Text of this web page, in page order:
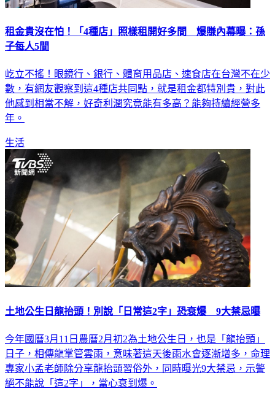
租金貴沒在怕！「4種店」照樣租開好多間 爆賺內幕曝：孫
子每人5間
屹立不搖！眼鏡行、銀行、體育用品店、速食店在台灣不在少
數，有網友觀察到這4種店共同點，就是租金都特別貴，對此
他感到相當不解，好奇利潤究竟能有多高？能夠持續經營多
年。
生活
土地公生日龍抬頭！別說「日常這2字」恐衰爆 9大禁忌曝
今年國曆3月11日農曆2月初2為土地公生日，也是「龍抬頭」
日子，相傳龍掌管雲雨，意味著這天後雨水會逐漸增多，命理
專家小孟老師除分享龍抬頭習俗外，同時曝光9大禁忌，示警
絕不能說「這2字」，當心衰到爆。